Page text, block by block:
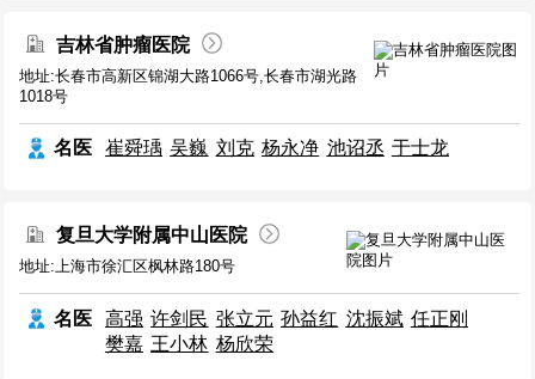
吉林省肿瘤医院
地址:长春市高新区锦湖大路1066号,长春市湖光路
1018号
名医 崔舜瑀 吴巍 刘克 杨永净 池诏丞 于士龙
复旦大学附属中山医院
地址:上海市徐汇区枫林路180号
名医 高强 许剑民 张立元 孙益红 沈振斌 任正刚
樊嘉 王小林 杨欣荣